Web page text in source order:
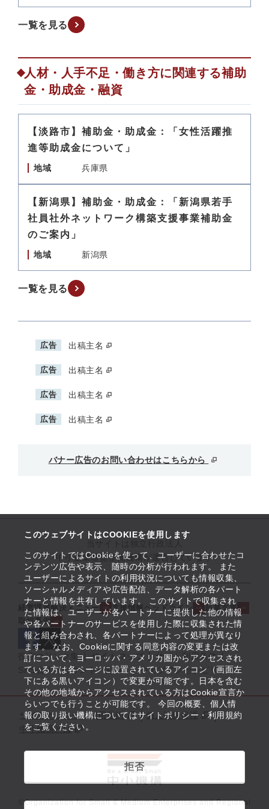
このウェブサイトはCOOKIEを使用します
このサイトではCookieを使って、ユーザーに合わせたコ
ンテンツ広告や表示、随時の分析が行われます。 また
ユーザーによるサイトの利用状況についても情報収集、
ソーシャルメディアや広告配信、データ解析の各パート
ナーと情報を共有しています。 このサイトで収集され
た情報は、ユーザーが各パートナーに提供した他の情報
や各パートナーのサービスを使用した際に収集された情
報と組み合わされ、各パートナーによって処理が異なり
ます。 なお、Cookieに関する同意内容の変更または改
訂について、ヨーロッパ・アメリカ圏からアクセスされ
ている方は各ページに設置されているアイコン（画面左
下にある黒いアイコン）で変更が可能です。日本を含む
その他の地域からアクセスされている方はCookie宣言か
らいつでも行うことが可能です。 今回の概要、個人情
報の取り扱い機構についてはサイトポリシー・利用規約
をご覧ください。
拒否
一覧を見る
人材・人手不足・働き方に関連する補助
金・助成金・融資
【淡路市】補助金・助成金：「女性活躍推
進等助成金について」
地域 兵庫県
【新潟県】補助金・助成金：「新潟県若手
社員社外ネットワーク構築支援事業補助金
のご案内」
地域 新潟県
一覧を見る
広告 出稿主名
広告 出稿主名
広告 出稿主名
広告 出稿主名
バナー広告のお問い合わせはこちらから
中小企業基盤整備機構が運営しています
経営課題解決メニュー 支援情報ヘッドライン
起業支援
取組事例
役立つリンク集 サイトマップ
サイト利用条件
SNS公式アカウント一覧
ウェブアクセシビリティ
サイトポリシー・利用規約
個人情報保護
中小機構とは
©Organization for Small & Medium Enterprises and Regional